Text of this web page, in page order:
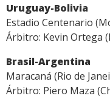
Uruguay-Bolivia
Estadio Centenario
Árbitro: Kevin Ortega
Brasil-Argentina
Maracaná (Rio de
Árbitro: Piero Maza